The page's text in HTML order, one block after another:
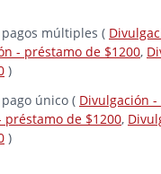
múltiples (
- préstamo de $1200,
)
único ( Divulgación
préstamo de $1200,
)